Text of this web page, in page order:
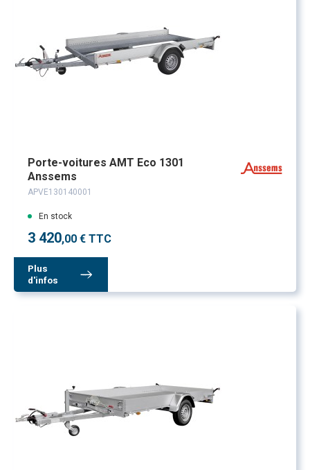
Porte-voitures AMT Eco 1301
Anssems
APVE130140001
En stock
3 420,00 € TTC
Plus
d'infos